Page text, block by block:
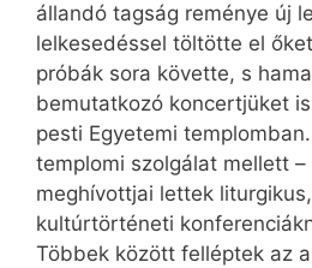
állandó tagság reménye új
lelkesedéssel töltötte el
próbák sora követte, s
bemutatkozó koncertjüket
pesti Egyetemi
templomi szolgálat mellett –
meghívottjai lettek
kultúrtörténeti
Többek között felléptek az